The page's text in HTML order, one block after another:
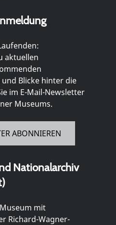
aktuellen
Blicke hinter die
im E-Mail-Newsletter
Museums.
ABONNIEREN
Nationalarchiv
mit
Richard-Wagner-